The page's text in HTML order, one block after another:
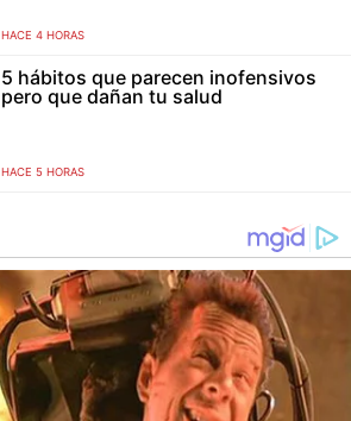
HACE 4 HORAS
5 hábitos que parecen inofensivos
pero que dañan tu salud
HACE 5 HORAS